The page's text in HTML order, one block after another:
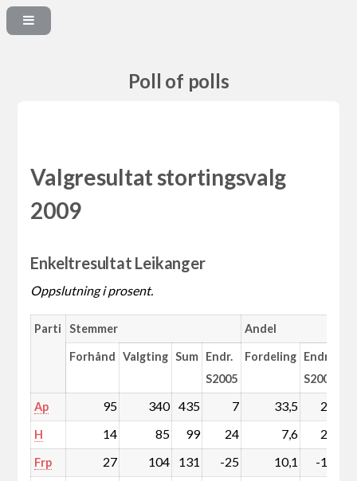
Poll of polls
Valgresultat stortingsvalg
2009
Enkeltresultat Leikanger
Oppslutning i prosent.
Parti Stemmer Andel
Forhånd Valgting Sum Endr.
S2005
Fordeling Endr.
S2005
Ap 95 340 435 7 33,5 2,1
H 14 85 99 24 7,6 2,1
Frp 27 104 131 -25 10,1 -1,3